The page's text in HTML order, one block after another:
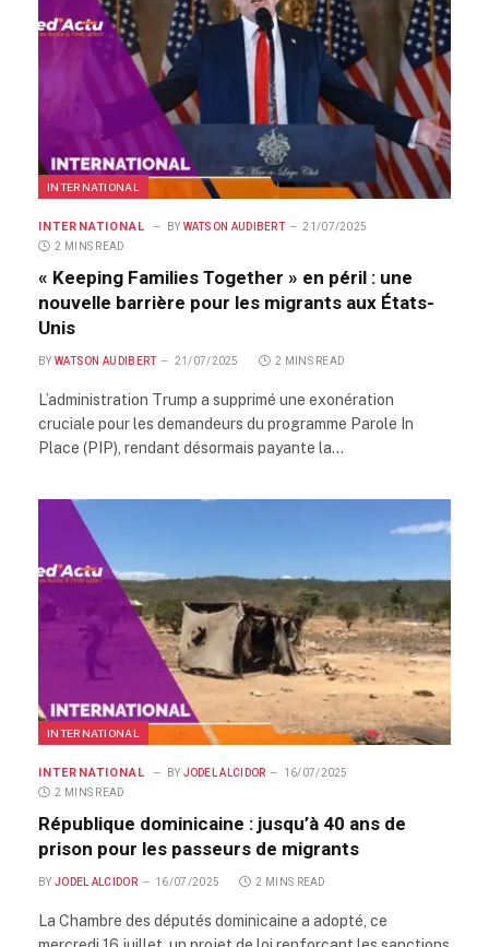
INTERNATIONAL
INTERNATIONAL BY WATSON AUDIBERT
21/07/2025
2 MINS READ
« Keeping Families Together » en péril : une
nouvelle barrière pour les migrants aux États-
Unis
BY WATSON AUDIBERT 21/07/2025 2 MINS READ
L’administration Trump a supprimé une exonération
cruciale pour les demandeurs du programme Parole In
Place (PIP), rendant désormais payante la…
INTERNATIONAL
INTERNATIONAL BY JODEL ALCIDOR
16/07/2025
2 MINS READ
République dominicaine : jusqu’à 40 ans de
prison pour les passeurs de migrants
BY JODEL ALCIDOR 16/07/2025 2 MINS READ
La Chambre des députés dominicaine a adopté, ce